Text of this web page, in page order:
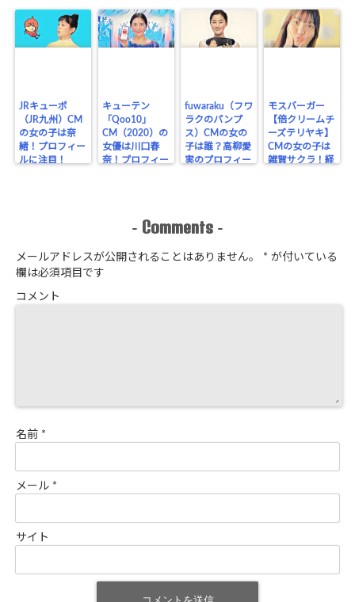
JRキューポ
（JR九州）CM
の女の子は奈
緒！プロフィー
ルに注目！
キューテン
「Qoo10」
CM（2020）の
女優は川口春
奈！プロフィー
fuwaraku（フワ
ラクのパンプ
ス）CMの女の
子は誰？高柳愛
実のプロフィー
モスバーガー
【倍クリームチ
ーズテリヤキ】
CMの女の子は
雑賀サクラ！経
- Comments -
メールアドレスが公開されることはありません。 * が付いている
欄は必須項目です
コメント
名前 *
メール *
サイト